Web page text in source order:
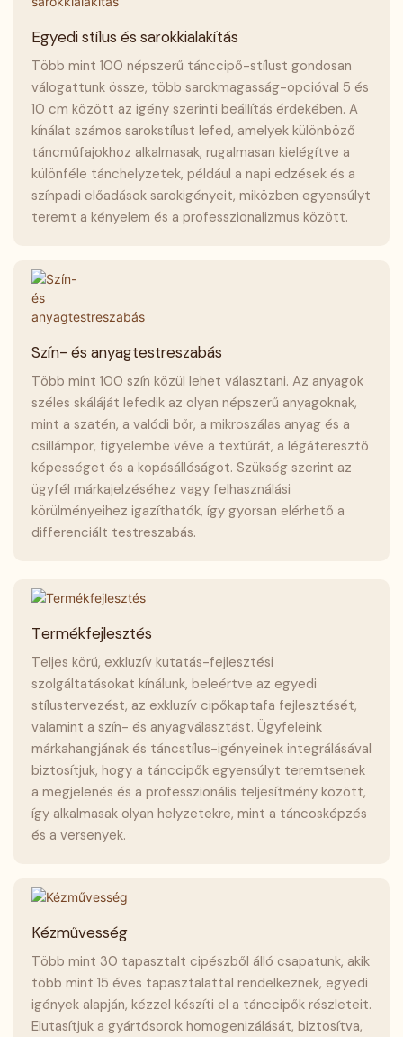
Egyedi stílus és sarokkialakítás
Több mint 100 népszerű tánccipő-stílust gondosan
válogattunk össze, több sarokmagasság-opcióval 5 és
10 cm között az igény szerinti beállítás érdekében. A
kínálat számos sarokstílust lefed, amelyek különböző
táncműfajokhoz alkalmasak, rugalmasan kielégítve a
különféle tánchelyzetek, például a napi edzések és a
színpadi előadások sarokigényeit, miközben egyensúlyt
teremt a kényelem és a professzionalizmus között.
Szín- és anyagtestreszabás
Több mint 100 szín közül lehet választani. Az anyagok
széles skáláját lefedik az olyan népszerű anyagoknak,
mint a szatén, a valódi bőr, a mikroszálas anyag és a
csillámpor, figyelembe véve a textúrát, a légáteresztő
képességet és a kopásállóságot. Szükség szerint az
ügyfél márkajelzéséhez vagy felhasználási
körülményeihez igazíthatók, így gyorsan elérhető a
differenciált testreszabás.
Termékfejlesztés
Teljes körű, exkluzív kutatás-fejlesztési
szolgáltatásokat kínálunk, beleértve az egyedi
stílustervezést, az exkluzív cipőkaptafa fejlesztését,
valamint a szín- és anyagválasztást. Ügyfeleink
márkahangjának és táncstílus-igényeinek integrálásával
biztosítjuk, hogy a tánccipők egyensúlyt teremtsenek
a megjelenés és a professzionális teljesítmény között,
így alkalmasak olyan helyzetekre, mint a táncosképzés
és a versenyek.
Kézművesség
Több mint 30 tapasztalt cipészből álló csapatunk, akik
több mint 15 éves tapasztalattal rendelkeznek, egyedi
igények alapján, kézzel készíti el a tánccipők részleteit.
Elutasítjuk a gyártósorok homogenizálását, biztosítva,